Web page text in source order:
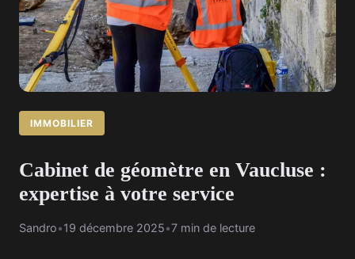
IMMOBILIER
Cabinet de géomètre en Vaucluse :
expertise à votre service
Sandro•19 décembre 2025•7 min de lecture